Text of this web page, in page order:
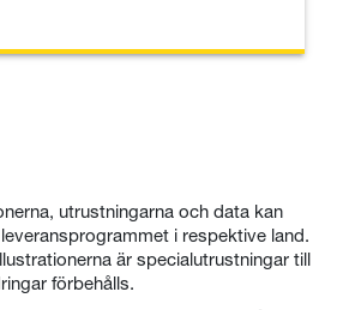
utrustningarna och data kan
i respektive land.
är specialutrustningar till
förbehålls.